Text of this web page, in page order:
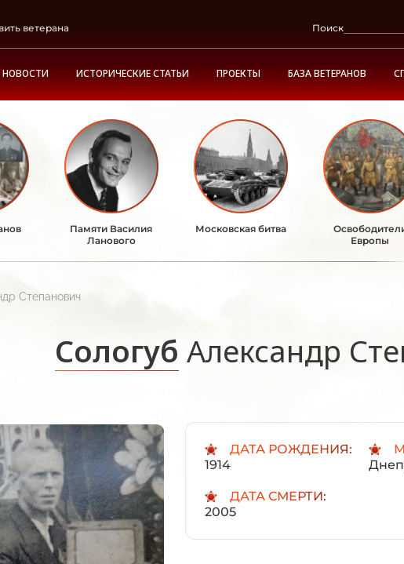
ветерана Поиск
НОВОСТИ ИСТОРИЧЕСКИЕ СТАТЬИ ПРОЕКТЫ БАЗА ВЕТЕРАНОВ
Памяти Василия
Ланового
Московская битва
Европы
Степанович
Сологуб Александр
ДАТА РОЖДЕНИЯ:
1914
ДАТА СМЕРТИ:
2005